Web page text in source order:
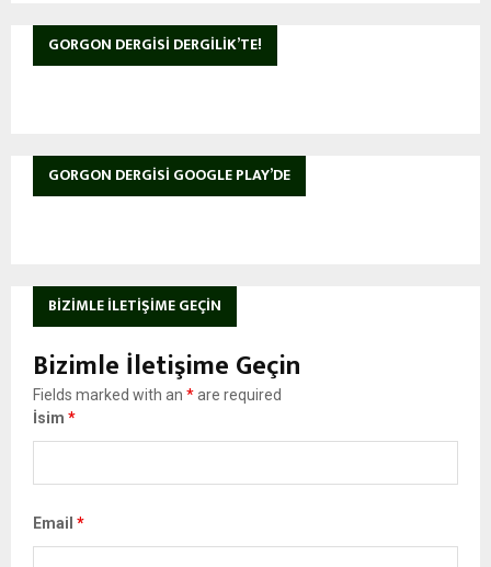
GORGON DERGISI DERGILIK’TE!
GORGON DERGISI GOOGLE PLAY’DE
BIZIMLE İLETIŞIME GEÇIN
Bizimle İletişime Geçin
Fields marked with an *are required
İsim *
Email *